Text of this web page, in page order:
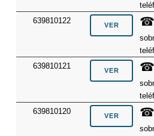
639810122
☎
639810121
☎
639810120
☎